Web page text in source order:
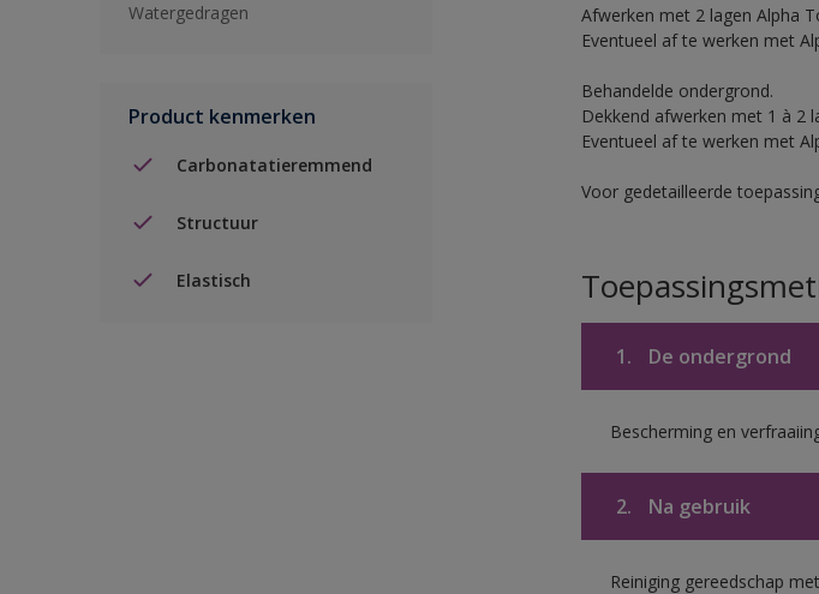
Watergedragen
Product kenmerken
Carbonatatieremmend
Structuur
Elastisch
Afwerken met 2 lagen Alpha
Eventueel af te werken met
Behandelde ondergrond.
Dekkend afwerken met 1 à 2
Eventueel af te werken met
Voor gedetailleerde
1. De ondergrond
Bescherming en
2. Na gebruik
Reiniging gereedschap